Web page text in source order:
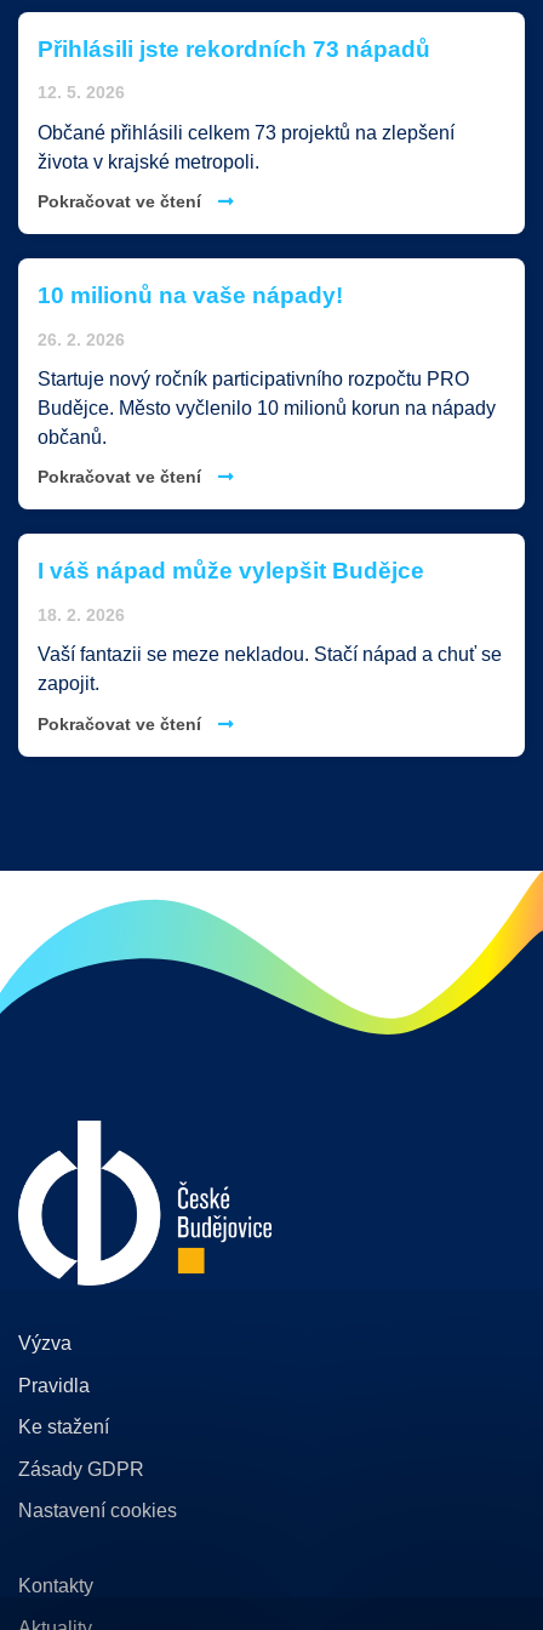
Přihlásili jste rekordních 73 nápadů
12. 5. 2026
Občané přihlásili celkem 73 projektů na zlepšení
života v krajské metropoli.
Pokračovat ve čtení
10 milionů na vaše nápady!
26. 2. 2026
Startuje nový ročník participativního rozpočtu PRO
Budějce. Město vyčlenilo 10 milionů korun na nápady
občanů.
Pokračovat ve čtení
I váš nápad může vylepšit Budějce
18. 2. 2026
Vaší fantazii se meze nekladou. Stačí nápad a chuť se
zapojit.
Pokračovat ve čtení
Výzva
Pravidla
Ke stažení
Zásady GDPR
Nastavení cookies
Kontakty
Přijmout vše